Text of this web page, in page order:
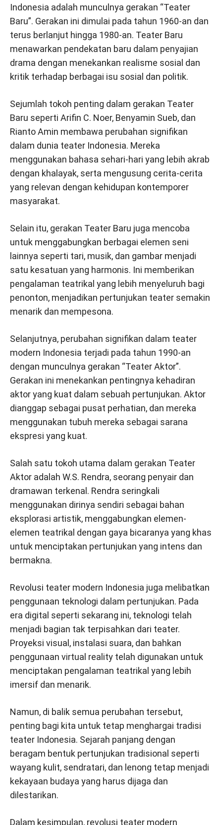
Indonesia adalah munculnya gerakan “Teater
Baru”. Gerakan ini dimulai pada tahun 1960-an dan
terus berlanjut hingga 1980-an. Teater Baru
menawarkan pendekatan baru dalam penyajian
drama dengan menekankan realisme sosial dan
kritik terhadap berbagai isu sosial dan politik.
Sejumlah tokoh penting dalam gerakan Teater
Baru seperti Arifin C. Noer, Benyamin Sueb, dan
Rianto Amin membawa perubahan signifikan
dalam dunia teater Indonesia. Mereka
menggunakan bahasa sehari-hari yang lebih akrab
dengan khalayak, serta mengusung cerita-cerita
yang relevan dengan kehidupan kontemporer
masyarakat.
Selain itu, gerakan Teater Baru juga mencoba
untuk menggabungkan berbagai elemen seni
lainnya seperti tari, musik, dan gambar menjadi
satu kesatuan yang harmonis. Ini memberikan
pengalaman teatrikal yang lebih menyeluruh bagi
penonton, menjadikan pertunjukan teater semakin
menarik dan mempesona.
Selanjutnya, perubahan signifikan dalam teater
modern Indonesia terjadi pada tahun 1990-an
dengan munculnya gerakan “Teater Aktor”.
Gerakan ini menekankan pentingnya kehadiran
aktor yang kuat dalam sebuah pertunjukan. Aktor
dianggap sebagai pusat perhatian, dan mereka
menggunakan tubuh mereka sebagai sarana
ekspresi yang kuat.
Salah satu tokoh utama dalam gerakan Teater
Aktor adalah W.S. Rendra, seorang penyair dan
dramawan terkenal. Rendra seringkali
menggunakan dirinya sendiri sebagai bahan
eksplorasi artistik, menggabungkan elemen-
elemen teatrikal dengan gaya bicaranya yang khas
untuk menciptakan pertunjukan yang intens dan
bermakna.
Revolusi teater modern Indonesia juga melibatkan
penggunaan teknologi dalam pertunjukan. Pada
era digital seperti sekarang ini, teknologi telah
menjadi bagian tak terpisahkan dari teater.
Proyeksi visual, instalasi suara, dan bahkan
penggunaan virtual reality telah digunakan untuk
menciptakan pengalaman teatrikal yang lebih
imersif dan menarik.
Namun, di balik semua perubahan tersebut,
penting bagi kita untuk tetap menghargai tradisi
teater Indonesia. Sejarah panjang dengan
beragam bentuk pertunjukan tradisional seperti
wayang kulit, sendratari, dan lenong tetap menjadi
kekayaan budaya yang harus dijaga dan
dilestarikan.
Dalam kesimpulan, revolusi teater modern